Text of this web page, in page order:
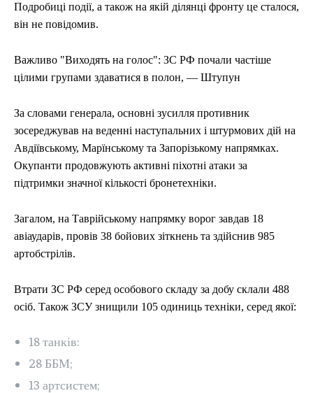
Подробиці події, а також на якій ділянці фронту це сталося,
він не повідомив.
Важливо "Виходять на голос": ЗС РФ почали частіше
цілими групами здаватися в полон, — Штупун
За словами генерала, основні зусилля противник
зосереджував на веденні наступальних і штурмових дій на
Авдіївському, Марїнському та Запорізькому напрямках.
Окупанти продовжують активні піхотні атаки за
підтримки значної кількості бронетехніки.
Загалом, на Таврійському напрямку ворог завдав 18
авіаударів, провів 38 бойових зіткнень та здійснив 985
артобстрілів.
Втрати ЗС РФ серед особового складу за добу склали 488
осіб. Також ЗСУ знищили 105 одиниць техніки, серед якої:
18 танків:
28 ББМ;
13 артсистем;